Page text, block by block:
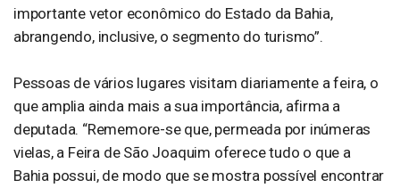
importante vetor econômico do Estado da Bahia,
abrangendo, inclusive, o segmento do turismo”.
Pessoas de vários lugares visitam diariamente a feira, o
que amplia ainda mais a sua importância, afirma a
deputada. “Rememore-se que, permeada por inúmeras
vielas, a Feira de São Joaquim oferece tudo o que a
Bahia possui, de modo que se mostra possível encontrar